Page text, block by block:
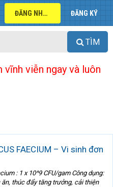
ĐĂNG NHẬP ĐĂNG KÝ
TÌM
viễn ngay và luôn
FAECIUM – Vi sinh đơn
: 1 x 10^9 CFU/gam Công dụng:
thúc đẩy tăng trưởng, cải thiện